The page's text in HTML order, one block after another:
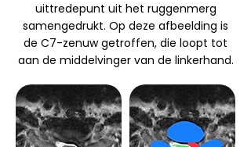
uittredepunt uit het ruggenmerg
samengedrukt. Op deze afbeelding is
de C7-zenuw getroffen, die loopt tot
aan de middelvinger van de linkerhand.